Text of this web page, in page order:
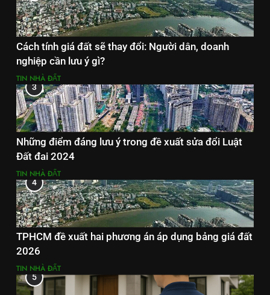
Cách tính giá đất sẽ thay đổi: Người dân, doanh
nghiệp cần lưu ý gì?
TIN NHÀ ĐẤT
3
Những điểm đáng lưu ý trong đề xuất sửa đổi Luật
Đất đai 2024
TIN NHÀ ĐẤT
4
TPHCM đề xuất hai phương án áp dụng bảng giá đất
2026
TIN NHÀ ĐẤT
5